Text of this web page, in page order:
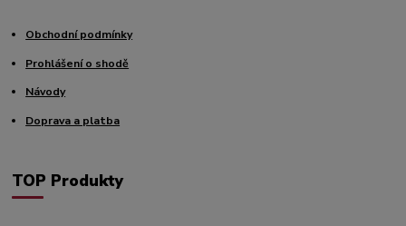
Obchodní podmínky
Prohlášení o shodě
Návody
Doprava a platba
TOP Produkty